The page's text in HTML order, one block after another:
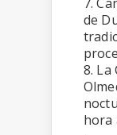
de
8. La
hora